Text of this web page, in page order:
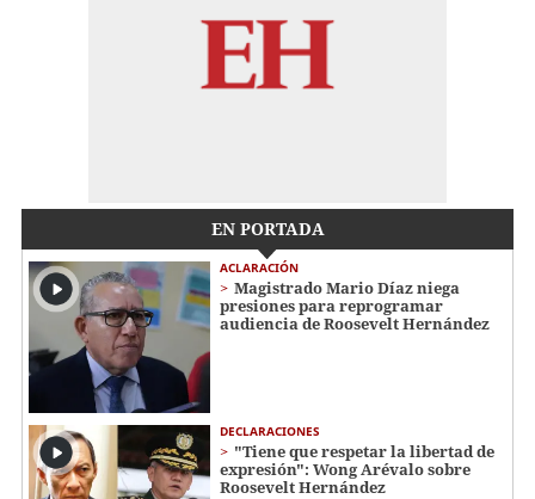
EN PORTADA
ACLARACIÓN
Magistrado Mario Díaz niega
presiones para reprogramar
audiencia de Roosevelt Hernández
DECLARACIONES
"Tiene que respetar la libertad de
expresión": Wong Arévalo sobre
Roosevelt Hernández